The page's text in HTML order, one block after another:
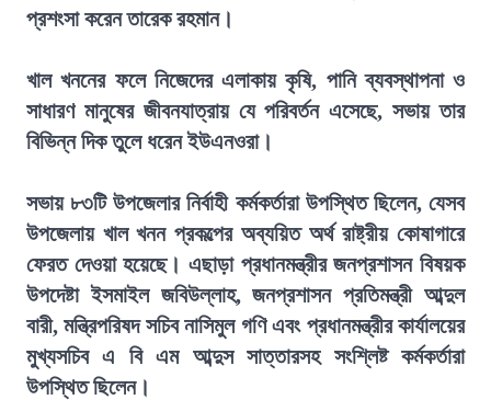
প্রশংসা করেন তারেক রহমান।
খাল খননের ফলে নিজেদের এলাকায় কৃষি, পানি ব্যবস্থাপনা ও
সাধারণ মানুষের জীবনযাত্রায় যে পরিবর্তন এসেছে, সভায় তার
বিভিন্ন দিক তুলে ধরেন ইউএনওরা।
সভায় ৮৩টি উপজেলার নির্বাহী কর্মকর্তারা উপস্থিত ছিলেন, যেসব
উপজেলায় খাল খনন প্রকল্পের অব্যয়িত অর্থ রাষ্ট্রীয় কোষাগারে
ফেরত দেওয়া হয়েছে। এছাড়া প্রধানমন্ত্রীর জনপ্রশাসন বিষয়ক
উপদেষ্টা ইসমাইল জবিউল্লাহ, জনপ্রশাসন প্রতিমন্ত্রী আব্দুল
বারী, মন্ত্রিপরিষদ সচিব নাসিমুল গণি এবং প্রধানমন্ত্রীর কার্যালয়ের
মুখ্যসচিব এ বি এম আব্দুস সাত্তারসহ সংশ্লিষ্ট কর্মকর্তারা
উপস্থিত ছিলেন।